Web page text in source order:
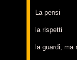
La pensi
la rispetti
la guardi, ma